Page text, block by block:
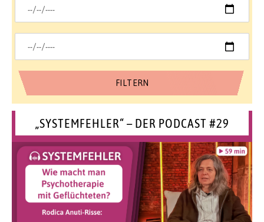
„SYSTEMFEHLER“ – DER PODCAST #29